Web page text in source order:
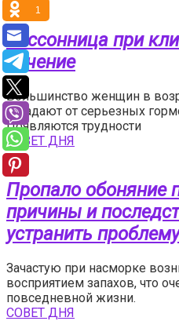
Бессонница при
лечение
Большинство женщин в
страдают от серьезных
Появляются трудности
СОВЕТ ДНЯ
Пропало обоняние
причины и
устранить
Зачастую при насморке
восприятием запахов, что
повседневной жизни.
СОВЕТ ДНЯ
1